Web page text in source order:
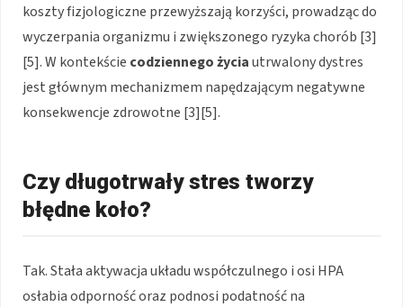
koszty fizjologiczne przewyższają korzyści, prowadząc do
wyczerpania organizmu i zwiększonego ryzyka chorób [3]
[5]. W kontekście codziennego życiautrwalony dystres
jest głównym mechanizmem napędzającym negatywne
konsekwencje zdrowotne [3][5].
Czy długotrwały stres tworzy
błędne koło?
Tak. Stała aktywacja układu współczulnego i osi HPA
osłabia odporność oraz podnosi podatność na